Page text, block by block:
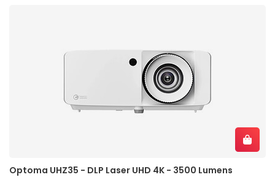
Optoma UHZ35 - DLP Laser UHD 4K - 3500 Lumens